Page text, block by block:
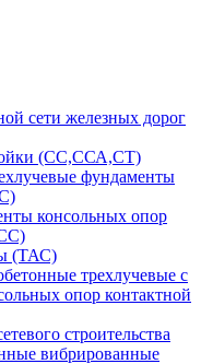
сети железных дорог
(СС,ССА,СТ)
фундаменты
консольных опор
(ТАС)
трехлучевые с
опор контактной
строительства
вибрированные